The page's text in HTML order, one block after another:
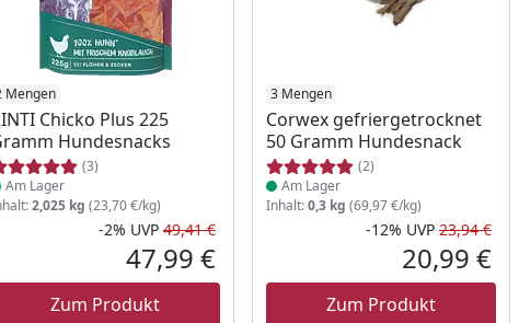
ProzentPreis
Preis
Mengen
Chicko Plus 225
Hundesnacks
(3)
am Lager
Am Lager
2,025 kg (23,70 €/kg)
Rabatt in Prozent
-2%
Ursprünglicher Preis
UVP 49,41 €
Aktueller Preis
47,99 €
Zum Produkt
3 Mengen
Corwex gefriergetrocknet
50 Gramm Hundesnack
(2)
Produkt am Lager
Am Lager
Inhalt:0,3 kg (69,97 €/kg)
-12% UVP 23,94 €
20,99 €
Zum Produkt